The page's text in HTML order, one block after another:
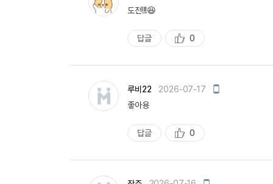
도전!!!😆
답글
추
천
0
루비22 2026-07-17
모
좋아용
답글
추
천
0